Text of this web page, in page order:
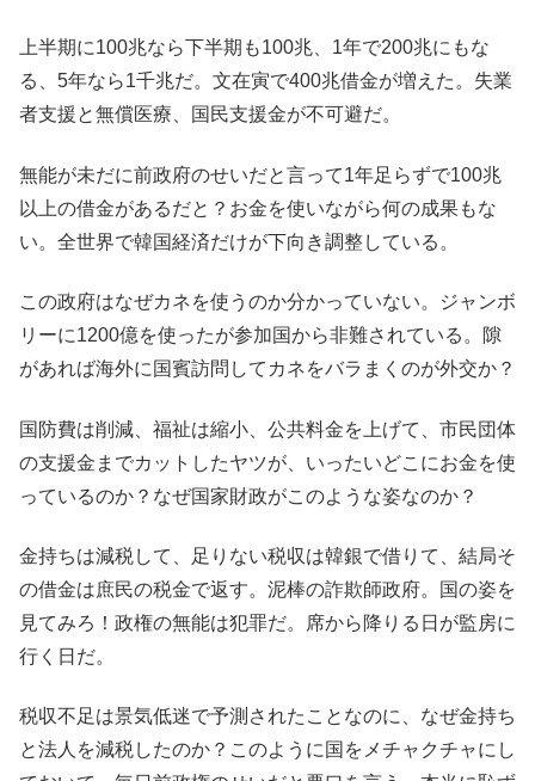
上半期に100兆なら下半期も100兆、1年で200兆にもな
る、5年なら1千兆だ。文在寅で400兆借金が増えた。失業
者支援と無償医療、国民支援金が不可避だ。
無能が未だに前政府のせいだと言って1年足らずで100兆
以上の借金があるだと？お金を使いながら何の成果もな
い。全世界で韓国経済だけが下向き調整している。
この政府はなぜカネを使うのか分かっていない。ジャンボ
リーに1200億を使ったが参加国から非難されている。隙
があれば海外に国賓訪問してカネをバラまくのが外交か？
国防費は削減、福祉は縮小、公共料金を上げて、市民団体
の支援金までカットしたヤツが、いったいどこにお金を使
っているのか？なぜ国家財政がこのような姿なのか？
金持ちは減税して、足りない税収は韓銀で借りて、結局そ
の借金は庶民の税金で返す。泥棒の詐欺師政府。国の姿を
見てみろ！政権の無能は犯罪だ。席から降りる日が監房に
行く日だ。
税収不足は景気低迷で予測されたことなのに、なぜ金持ち
と法人を減税したのか？このように国をメチャクチャにし